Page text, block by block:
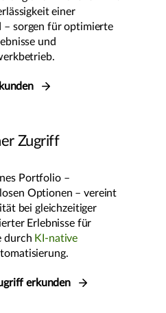
einer
– sorgen für optimierte
und
Zugriff
Portfolio –
Optionen – vereint
bei gleichzeitiger
Erlebnisse für
durch KI-native
erkunden